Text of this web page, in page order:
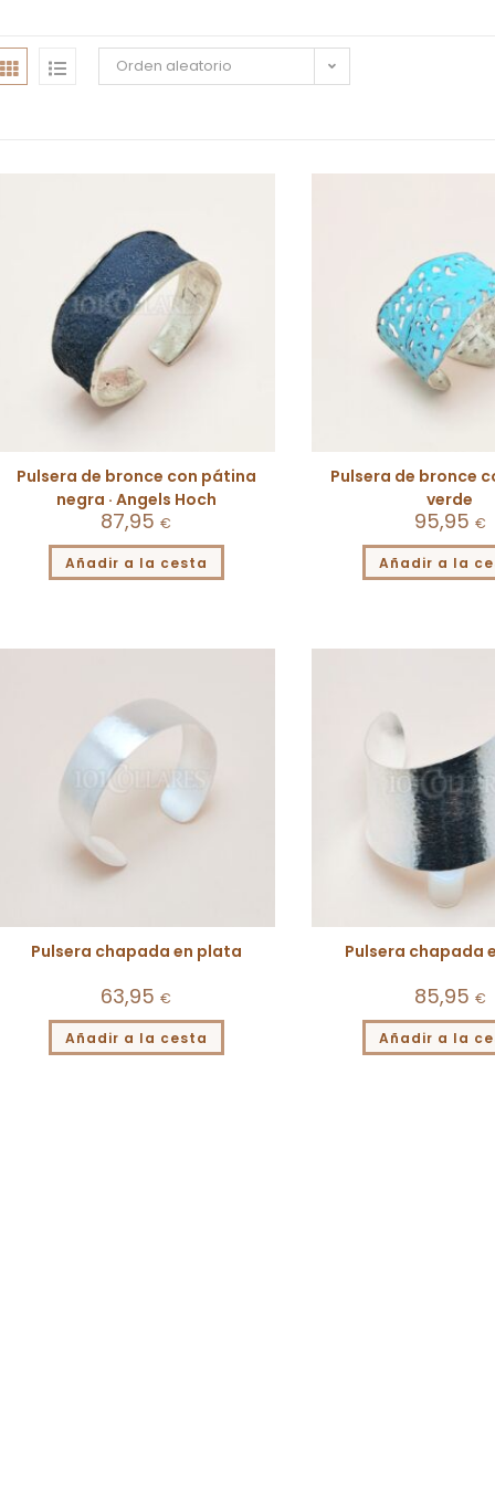
Orden aleatorio
Pulsera de bronce con pátina
negra · Angels Hoch
87,95€
Añadir a la cesta
Pulsera de bronce
verde
95,95 €
Añadir a la
Pulsera chapada en plata
63,95€
Añadir a la cesta
Pulsera chapada
85,95 €
Añadir a la